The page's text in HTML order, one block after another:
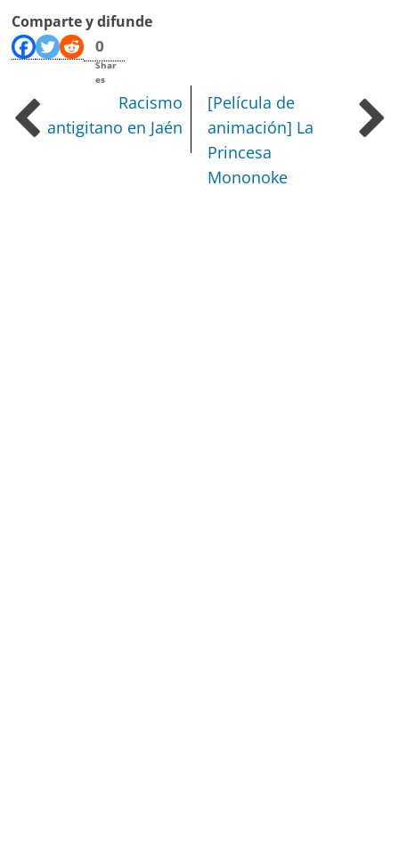
Comparte y difunde
0
Shar
es
Racismo
antigitano en Jaén
[Película de
animación] La
Princesa
Mononoke